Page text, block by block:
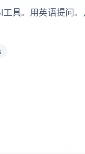
具。用英语提问